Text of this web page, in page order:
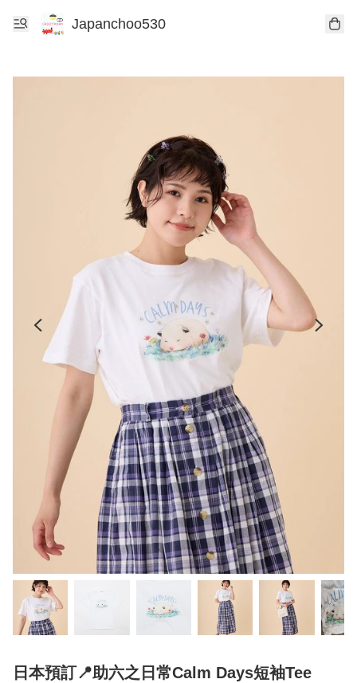
Japanchoo530
日本預訂📍助六之日常Calm Days短袖Tee